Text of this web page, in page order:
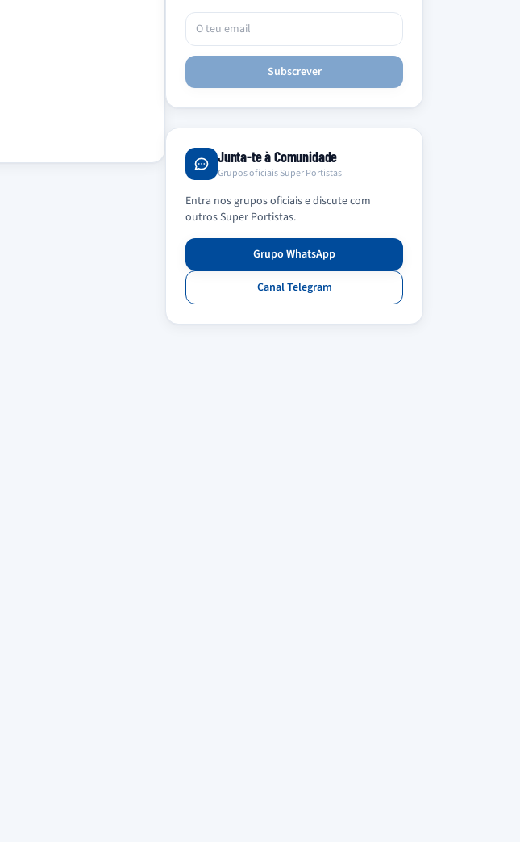
Subscrever
Junta-te à Comunidade
Grupos oficiais Super Portistas
Entra nos grupos oficiais e discute com
outros Super Portistas.
Grupo WhatsApp
Canal Telegram